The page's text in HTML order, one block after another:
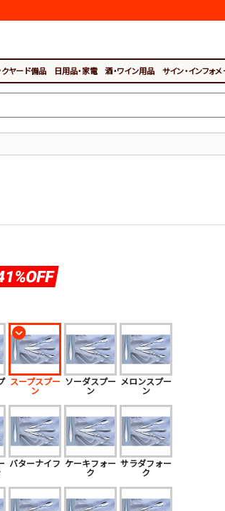
クヤード備品 日用品・家電 酒・ワイン用品 サイン・インフォ
スープスプー
ン
ソーダスプー
ン
メロンスプー
ン
バターナイフ ケーキフォー
ク
サラダフォー
ク